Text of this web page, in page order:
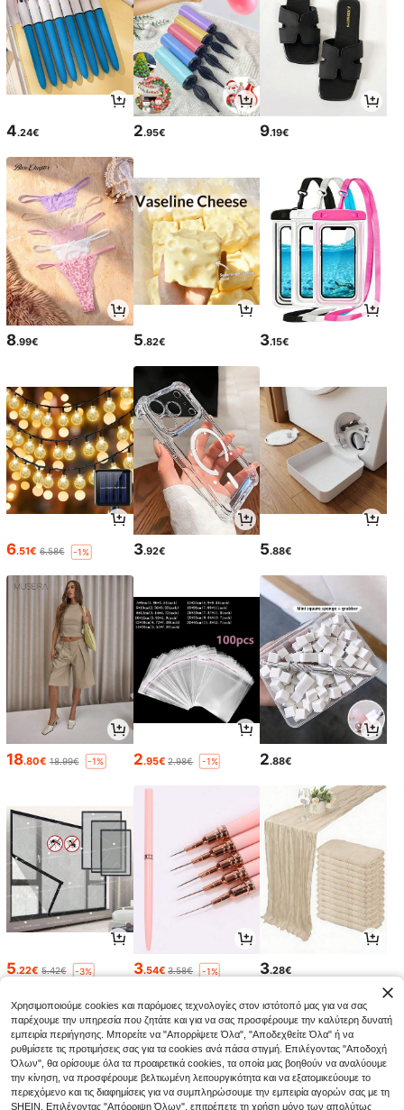
4.24€ 2.95€ 9.19€
8.99€ 5.82€ 3.15€
6.51€ 6.58€ -1% 3.92€ 5.88€
18.80€ 18.99€ -1% 2.95€ 2.98€ -1% 2.88€
5.22€ 5.42€ -3% 3.54€ 3.58€ -1% 3.28€
Χρησιμοποιούμε cookies και παρόμοιες τεχνολογίες στον ιστότοπό μας για να σας
παρέχουμε την υπηρεσία που ζητάτε και για να σας προσφέρουμε την καλύτερη δυνατή
εμπειρία περιήγησης. Μπορείτε να "Απορρίψετε Όλα", "Αποδεχθείτε Όλα" ή να
ρυθμίσετε τις προτιμήσεις σας για τα cookies ανά πάσα στιγμή. Επιλέγοντας "Αποδοχή
Όλων", θα ορίσουμε όλα τα προαιρετικά cookies, τα οποία μας βοηθούν να αναλύουμε
την κίνηση, να προσφέρουμε βελτιωμένη λειτουργικότητα και να εξατομικεύουμε το
περιεχόμενο και τις διαφημίσεις για να συμπληρώσουμε την εμπειρία αγορών σας με τη
SHEIN. Επιλέγοντας "Απόρριψη Όλων", επιτρέπετε τη χρήση μόνο των απολύτως